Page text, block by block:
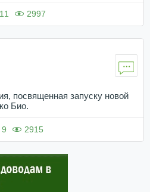
11 2997
посвященная запуску новой
Био.
9 2915